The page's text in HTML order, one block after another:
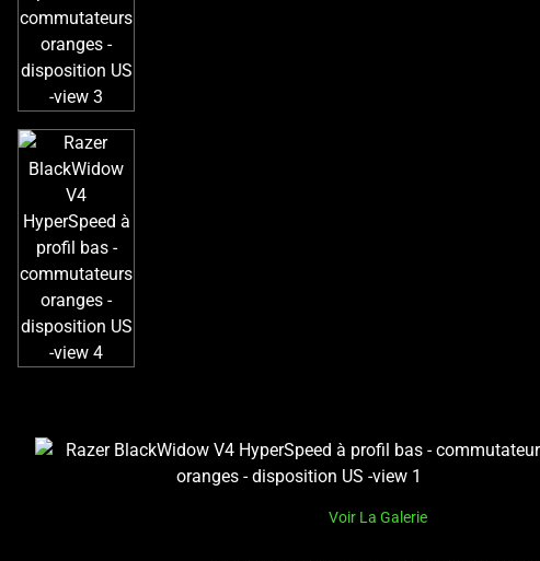
Voir La Galerie